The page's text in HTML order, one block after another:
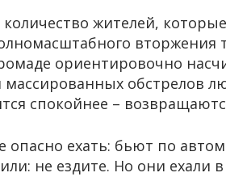
жителей,
вторжения
ориентировочно
обстрелов
спокойнее –
опасно ехать: бьют по
не ездите. Но они ехали